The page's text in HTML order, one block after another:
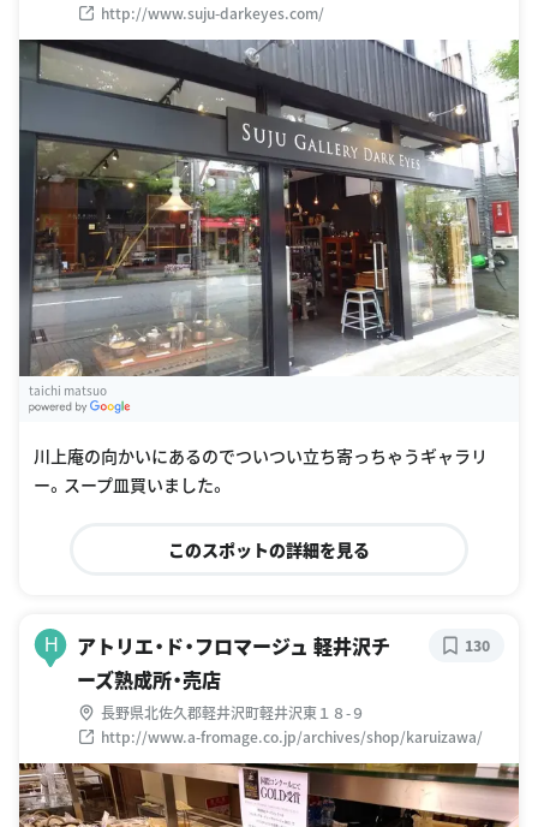
http://www.suju-darkeyes.com/
taichi matsuo
川上庵の向かいにあるのでついつい立ち寄っちゃうギャラリ
ー。スープ皿買いました。
このスポットの詳細を見る
H
アトリエ・ド・フロマージュ 軽井沢チ
ーズ熟成所・売店
長野県北佐久郡軽井沢町軽井沢東１８-９
http://www.a-fromage.co.jp/archives/shop/karuizawa/
130